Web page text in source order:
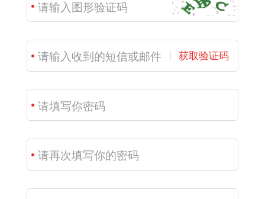
获取验证码